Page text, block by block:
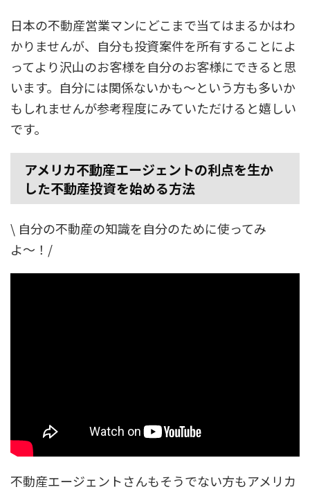
日本の不動産営業マンにどこまで当てはまるかはわ
かりませんが、自分も投資案件を所有することによ
ってより沢山のお客様を自分のお客様にできると思
います。自分には関係ないかも〜という方も多いか
もしれませんが参考程度にみていただけると嬉しい
です。
アメリカ不動産エージェントの利点を生か
した不動産投資を始める方法
\ 自分の不動産の知識を自分のために使ってみ
よ〜！/
不動産エージェントさんもそうでない方もアメリカ